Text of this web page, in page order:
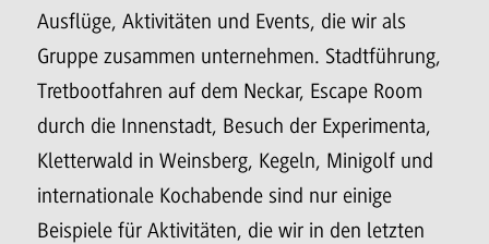
Ausflüge, Aktivitäten und Events, die wir als
Gruppe zusammen unternehmen. Stadtführung,
Tretbootfahren auf dem Neckar, Escape Room
durch die Innenstadt, Besuch der Experimenta,
Kletterwald in Weinsberg, Kegeln, Minigolf und
internationale Kochabende sind nur einige
Beispiele für Aktivitäten, die wir in den letzten